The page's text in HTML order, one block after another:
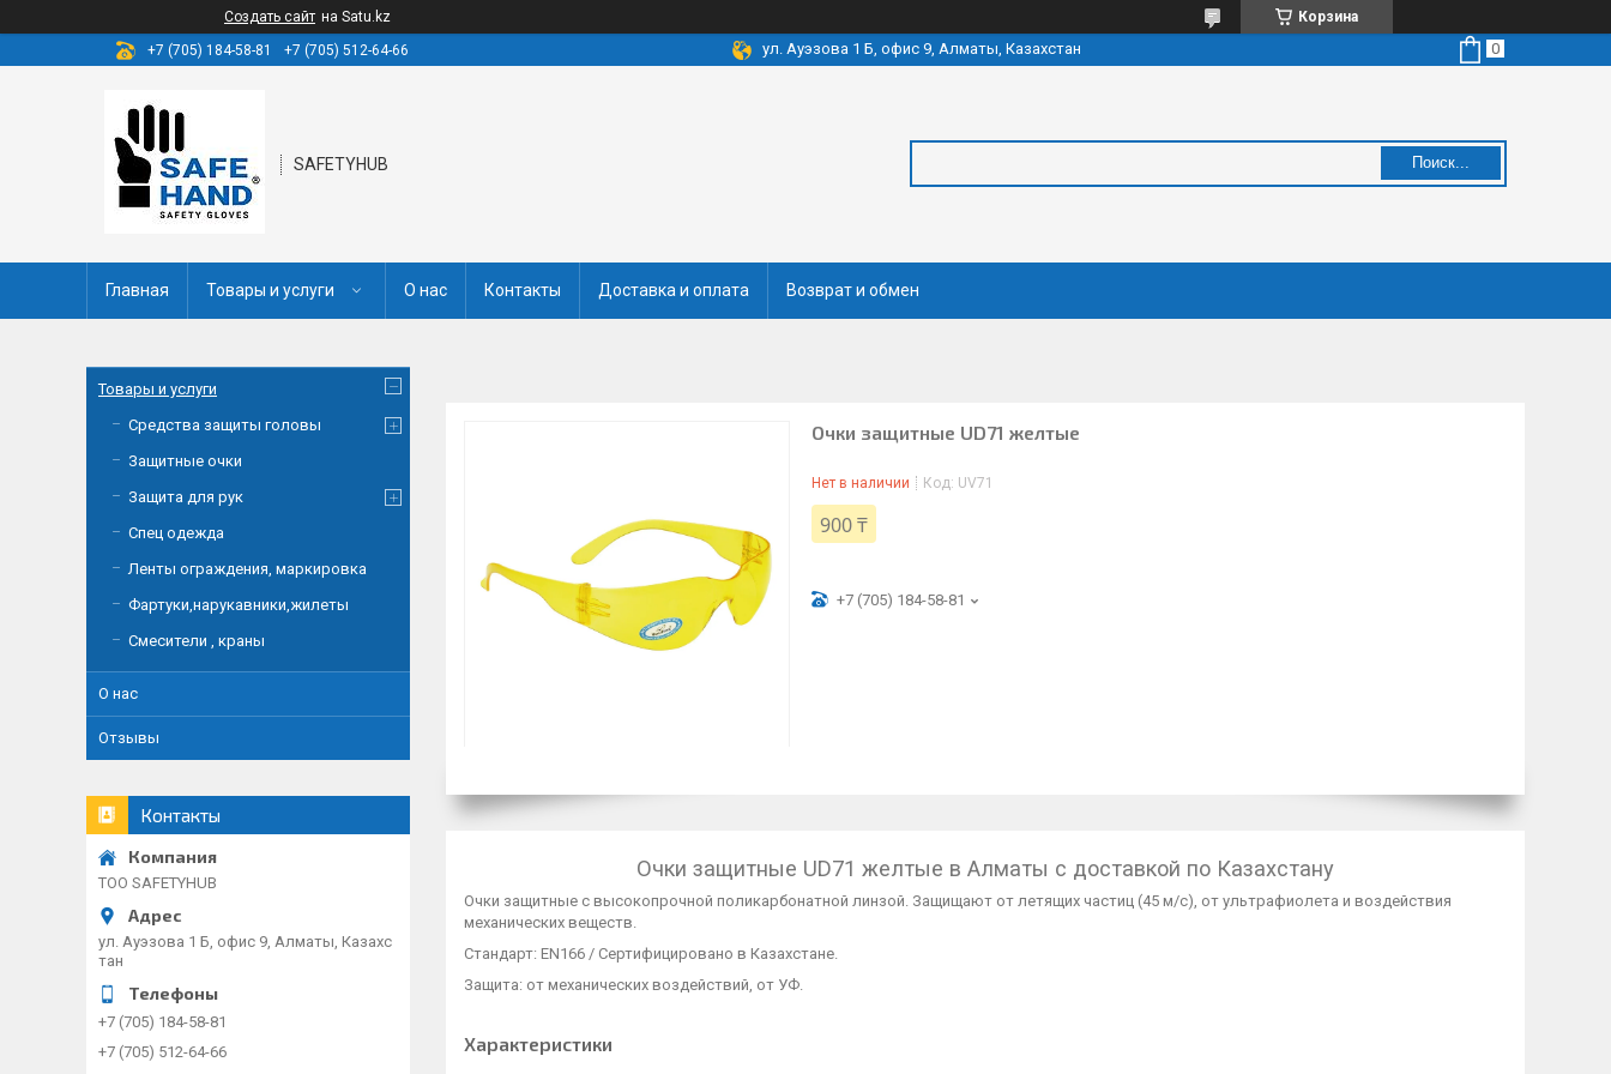
Создать сайт на Satu.kz
Корзина
+7 (705) 184-58-81
+7 (705) 512-64-66 ул. Ауэзова 1 Б, офис 9, Алматы, Казахстан
SAFETYHUB Поиск...
Главная Товары и услуги О нас Контакты Доставка и оплата Возврат и обмен
Очки защитные UD71 желтые
Нет в наличии Код: UV71
900 ₸
+7 (705) 184-58-81
Очки защитные UD71 желтые в Алматы с доставкой по Казахстану
Очки защитные с высокопрочной поликарбонатной линзой. Защищают от летящих частиц (45 м/с), от ультрафиолета и воздействия
механических веществ.
Стандарт: EN166 / Сертифицировано в Казахстане.
Защита: от механических воздействий, от УФ.
Характеристики
Товары и услуги
Средства защиты головы
Защитные очки
Защита для рук
Спец одежда
Ленты ограждения, маркировка
Фартуки,нарукавники,жилеты
Смесители , краны
О нас
Отзывы
Контакты
TOO SAFETYHUB
ул. Ауэзова 1 Б, офис 9, Алматы, Казахс
тан
+7 (705) 184-58-81
+7 (705) 512-64-66